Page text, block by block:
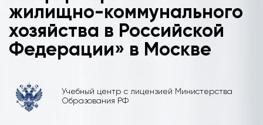
жилищно-коммунального
хозяйства в Российской
Федерации» в Москве
Учебный центр с лицензией Министерства
Образования РФ